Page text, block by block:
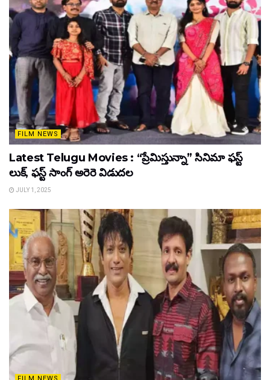
FILM NEWS
Latest Telugu Movies : “ప్రేమిస్తున్నా” సినిమా ఫస్ట్
లుక్, ఫస్ట్ సాంగ్ అరెరె విడుదల
JULY 1, 2025